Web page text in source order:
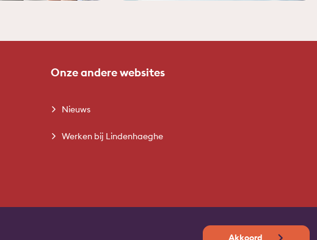
Akkoord
Onze andere websites
Nieuws
Werken bij Lindenhaeghe